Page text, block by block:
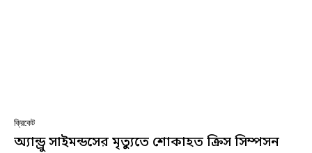
ক্রিকেট
অ্যান্ড্রু সাইমন্ডসের মৃত্যুতে শোকাহত ক্রিস সিম্পসন